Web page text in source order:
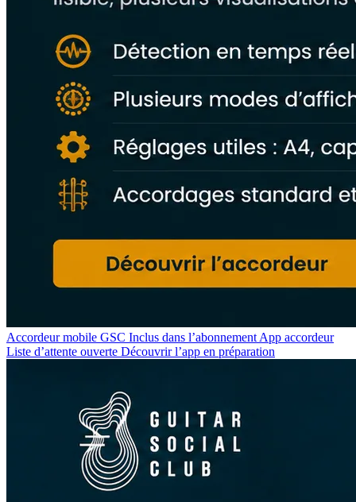
Accordeur mobile GSC Inclus dans l’abonnement App accordeur
Liste d’attente ouverte Découvrir l’app en préparation